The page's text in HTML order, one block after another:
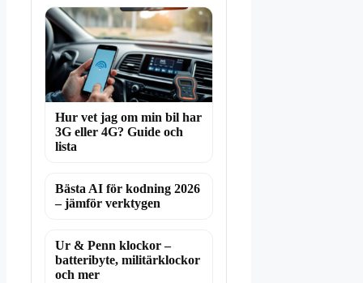
Hur vet jag om min bil har
3G eller 4G? Guide och
lista
Bästa AI för kodning 2026
– jämför verktygen
Ur & Penn klockor –
batteribyte, militärklockor
och mer